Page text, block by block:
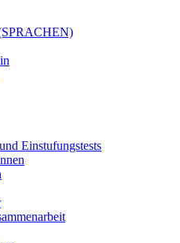
Einstufungstests